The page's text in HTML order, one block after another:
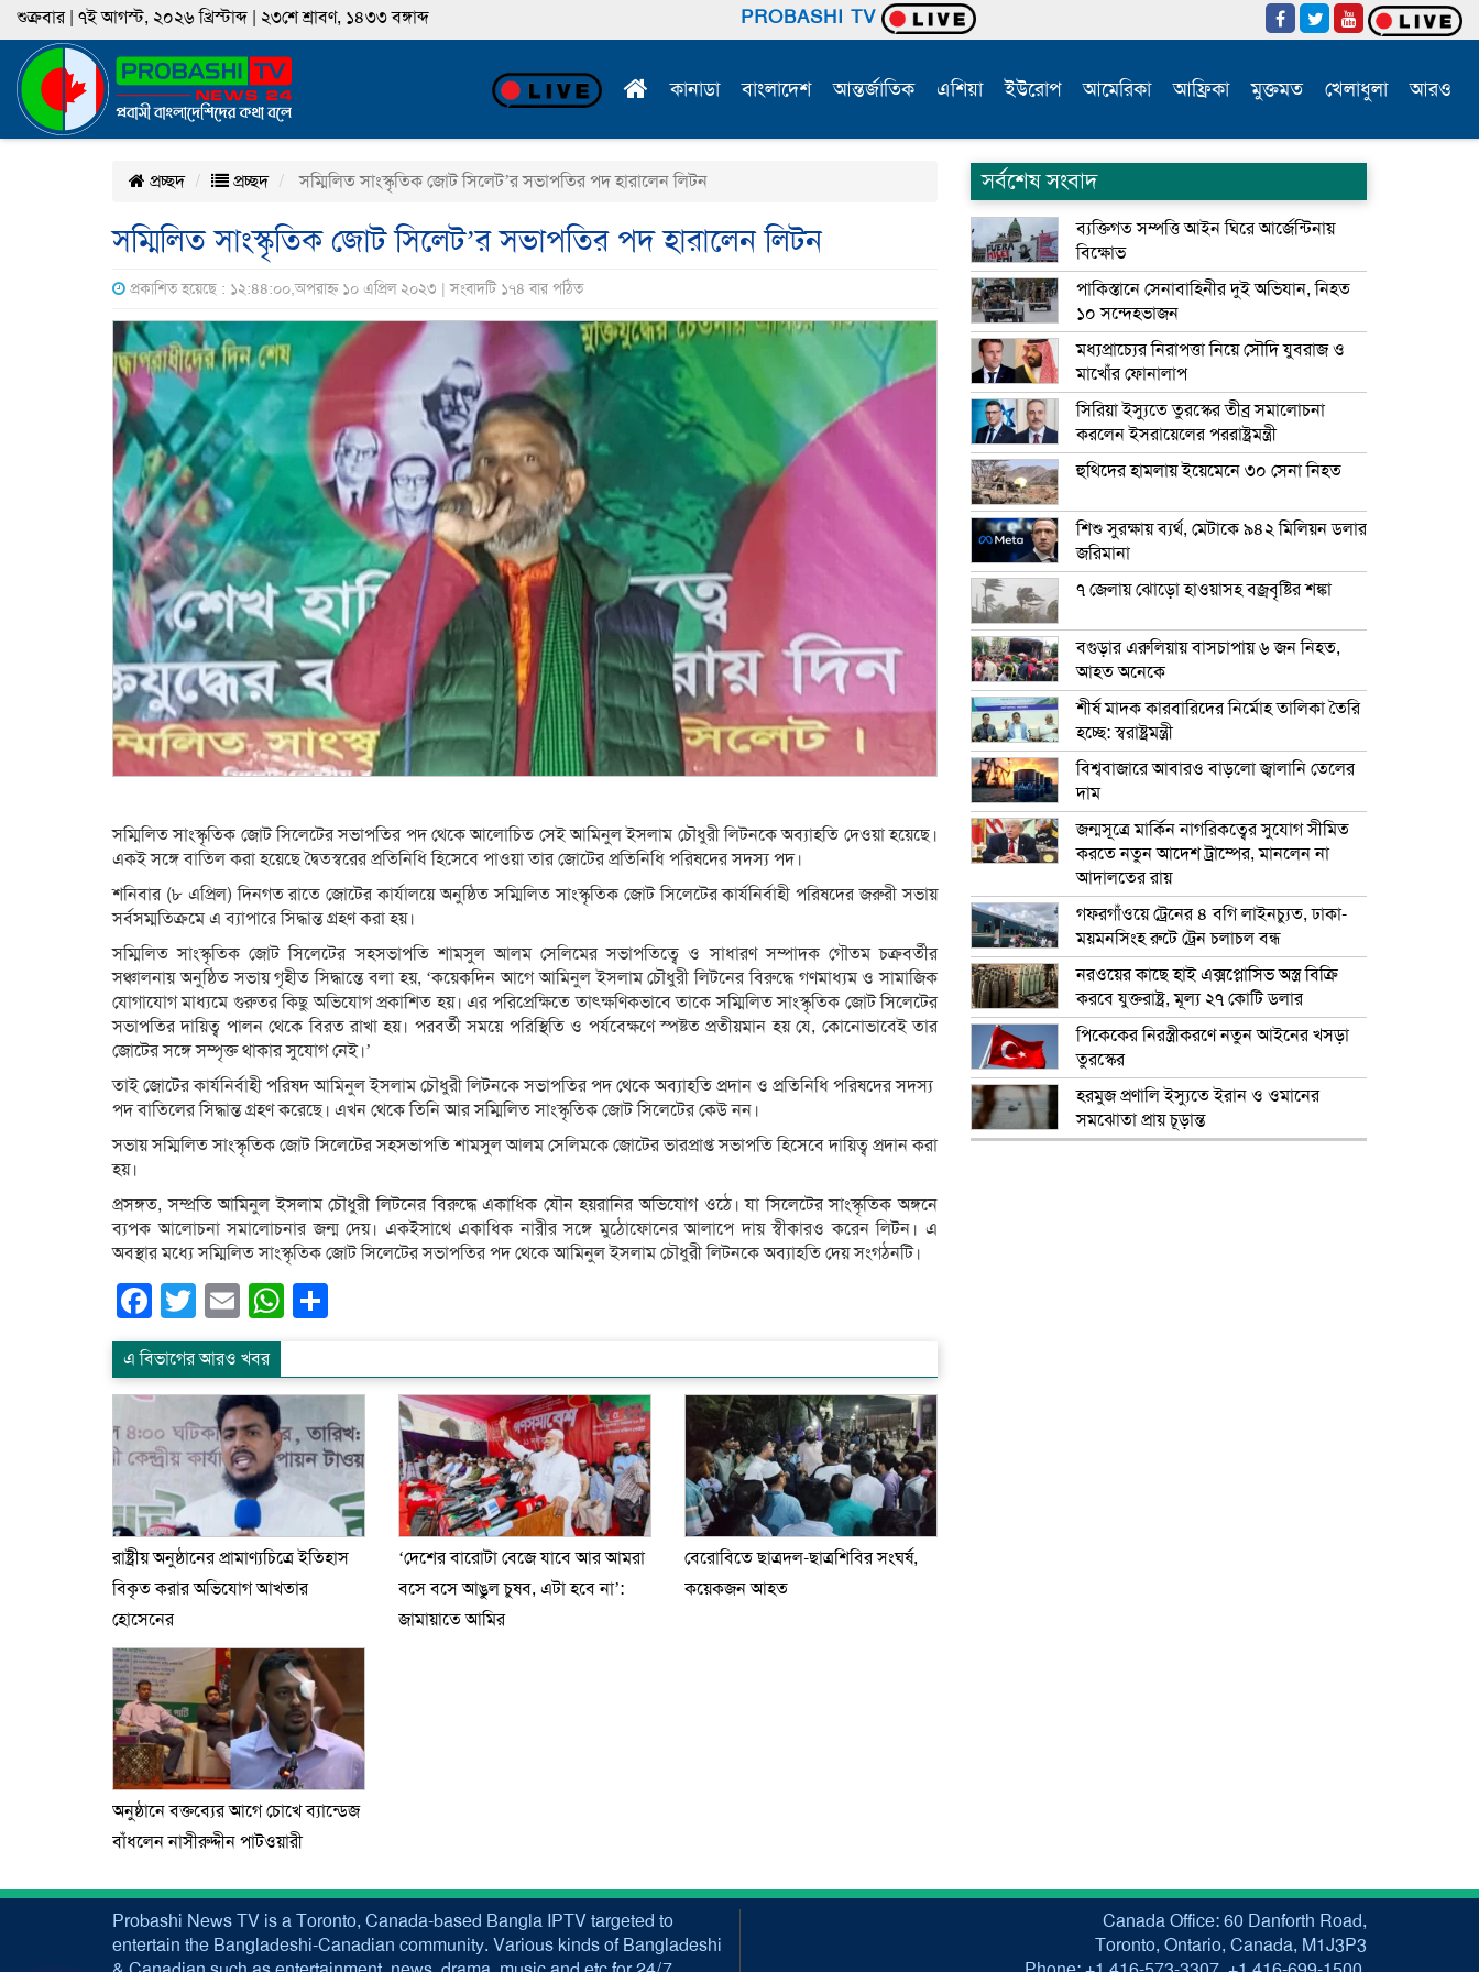
শুক্রবার | ৭ই আগস্ট, ২০২৬ খ্রিস্টাব্দ | ২৩শে শ্রাবণ, ১৪৩৩ বঙ্গাব্দ PROBASHI TV
কানাডা বাংলাদেশ আন্তর্জাতিক এশিয়া ইউরোপ আমেরিকা আফ্রিকা মুক্তমত খেলাধুলা আরও
প্রচ্ছদ প্রচ্ছদ সম্মিলিত সাংস্কৃতিক জোট সিলেট’র সভাপতির পদ হারালেন লিটন
সম্মিলিত সাংস্কৃতিক জোট সিলেট’র সভাপতির পদ হারালেন লিটন
প্রকাশিত হয়েছে : ১২:৪৪:০০,অপরাহ্ন ১০ এপ্রিল ২০২৩ | সংবাদটি ১৭৪ বার পঠিত
সম্মিলিত সাংস্কৃতিক জোট সিলেটের সভাপতির পদ থেকে আলোচিত সেই আমিনুল ইসলাম চৌধুরী লিটনকে অব্যাহতি দেওয়া হয়েছে।
একই সঙ্গে বাতিল করা হয়েছে দ্বৈতস্বরের প্রতিনিধি হিসেবে পাওয়া তার জোটের প্রতিনিধি পরিষদের সদস্য পদ।
শনিবার (৮ এপ্রিল) দিনগত রাতে জোটের কার্যালয়ে অনুষ্ঠিত সম্মিলিত সাংস্কৃতিক জোট সিলেটের কার্যনির্বাহী পরিষদের জরুরী সভায়
সর্বসম্মতিক্রমে এ ব্যাপারে সিদ্ধান্ত গ্রহণ করা হয়।
সম্মিলিত সাংস্কৃতিক জোট সিলেটের সহসভাপতি শামসুল আলম সেলিমের সভাপতিত্বে ও সাধারণ সম্পাদক গৌতম চক্রবর্তীর
সঞ্চালনায় অনুষ্ঠিত সভায় গৃহীত সিদ্ধান্তে বলা হয়, ‘কয়েকদিন আগে আমিনুল ইসলাম চৌধুরী লিটনের বিরুদ্ধে গণমাধ্যম ও সামাজিক
যোগাযোগ মাধ্যমে গুরুতর কিছু অভিযোগ প্রকাশিত হয়। এর পরিপ্রেক্ষিতে তাৎক্ষণিকভাবে তাকে সম্মিলিত সাংস্কৃতিক জোট সিলেটের
সভাপতির দায়িত্ব পালন থেকে বিরত রাখা হয়। পরবর্তী সময়ে পরিস্থিতি ও পর্যবেক্ষণে স্পষ্টত প্রতীয়মান হয় যে, কোনোভাবেই তার
জোটের সঙ্গে সম্পৃক্ত থাকার সুযোগ নেই।’
তাই জোটের কার্যনির্বাহী পরিষদ আমিনুল ইসলাম চৌধুরী লিটনকে সভাপতির পদ থেকে অব্যাহতি প্রদান ও প্রতিনিধি পরিষদের সদস্য
পদ বাতিলের সিদ্ধান্ত গ্রহণ করেছে। এখন থেকে তিনি আর সম্মিলিত সাংস্কৃতিক জোট সিলেটের কেউ নন।
সভায় সম্মিলিত সাংস্কৃতিক জোট সিলেটের সহসভাপতি শামসুল আলম সেলিমকে জোটের ভারপ্রাপ্ত সভাপতি হিসেবে দায়িত্ব প্রদান করা
হয়।
প্রসঙ্গত, সম্প্রতি আমিনুল ইসলাম চৌধুরী লিটনের বিরুদ্ধে একাধিক যৌন হয়রানির অভিযোগ ওঠে। যা সিলেটের সাংস্কৃতিক অঙ্গনে
ব্যপক আলোচনা সমালোচনার জন্ম দেয়। একইসাথে একাধিক নারীর সঙ্গে মুঠোফোনের আলাপে দায় স্বীকারও করেন লিটন। এ
অবস্থার মধ্যে সম্মিলিত সাংস্কৃতিক জোট সিলেটের সভাপতির পদ থেকে আমিনুল ইসলাম চৌধুরী লিটনকে অব্যাহতি দেয় সংগঠনটি।
Facebook
Twitter
EmailWhatsApp
এ বিভাগের আরও খবর
রাষ্ট্রীয় অনুষ্ঠানের প্রামাণ্যচিত্রে ইতিহাস
বিকৃত করার অভিযোগ আখতার
হোসেনের
‘দেশের বারোটা বেজে যাবে আর আমরা
বসে বসে আঙুল চুষব, এটা হবে না’:
জামায়াতে আমির
বেরোবিতে ছাত্রদল-ছাত্রশিবির সংঘর্ষ,
কয়েকজন আহত
অনুষ্ঠানে বক্তব্যের আগে চোখে ব্যান্ডেজ
বাঁধলেন নাসীরুদ্দীন পাটওয়ারী
সর্বশেষ সংবাদ
ব্যক্তিগত সম্পত্তি আইন ঘিরে আর্জেন্টিনায়
বিক্ষোভ
পাকিস্তানে সেনাবাহিনীর দুই অভিযান, নিহত
১০ সন্দেহভাজন
মধ্যপ্রাচ্যের নিরাপত্তা নিয়ে সৌদি যুবরাজ ও
মাখোঁর ফোনালাপ
সিরিয়া ইস্যুতে তুরস্কের তীব্র সমালোচনা
করলেন ইসরায়েলের পররাষ্ট্রমন্ত্রী
হুথিদের হামলায় ইয়েমেনে ৩০ সেনা নিহত
শিশু সুরক্ষায় ব্যর্থ, মেটাকে ৯৪২ মিলিয়ন ডলার
জরিমানা
৭ জেলায় ঝোড়ো হাওয়াসহ বজ্রবৃষ্টির শঙ্কা
বগুড়ার এরুলিয়ায় বাসচাপায় ৬ জন নিহত,
আহত অনেকে
শীর্ষ মাদক কারবারিদের নির্মোহ তালিকা তৈরি
হচ্ছে: স্বরাষ্ট্রমন্ত্রী
বিশ্ববাজারে আবারও বাড়লো জ্বালানি তেলের
দাম
জন্মসূত্রে মার্কিন নাগরিকত্বের সুযোগ সীমিত
করতে নতুন আদেশ ট্রাম্পের, মানলেন না
আদালতের রায়
গফরগাঁওয়ে ট্রেনের ৪ বগি লাইনচ্যুত, ঢাকা-
ময়মনসিংহ রুটে ট্রেন চলাচল বন্ধ
নরওয়ের কাছে হাই এক্সপ্লোসিভ অস্ত্র বিক্রি
করবে যুক্তরাষ্ট্র, মূল্য ২৭ কোটি ডলার
পিকেকের নিরস্ত্রীকরণে নতুন আইনের খসড়া
তুরস্কের
হরমুজ প্রণালি ইস্যুতে ইরান ও ওমানের
সমঝোতা প্রায় চূড়ান্ত
Probashi News TV is a Toronto, Canada-based Bangla IPTV targeted to
entertain the Bangladeshi-Canadian community. Various kinds of Bangladeshi
Canada Office: 60 Danforth Road,
Toronto, Ontario, Canada, M1J3P3